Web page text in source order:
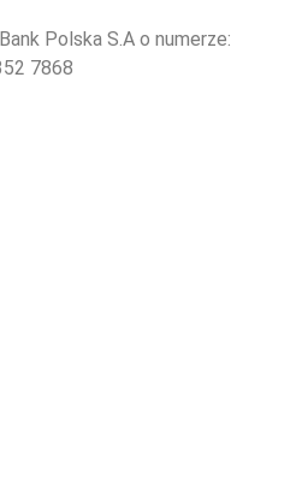
Polska S.A o numerze:
7868